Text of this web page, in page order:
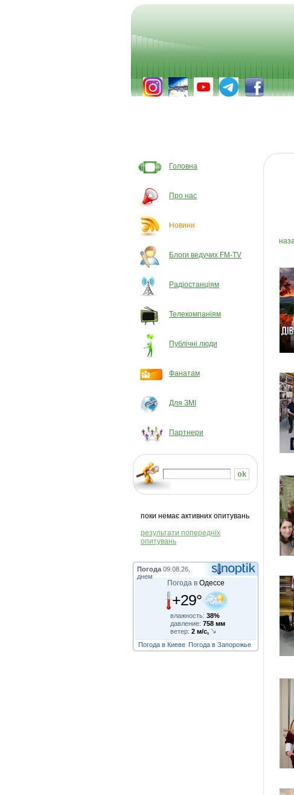
Головна
Про нас
Новини
Блоги ведучих FM-TV
Радіостанціям
Телекомпаніям
Публічні люди
Фанатам
Для ЗМІ
Партнери
поки немає активних опитувань
результати попередніх
опитувань
Погода 09.08.26,
днем
Погода в Одессе
+29°
влажность: 38%
давление: 758 мм
ветер: 2 м/с,
Погода в Киеве Погода в Запорожье